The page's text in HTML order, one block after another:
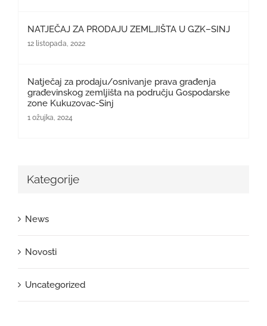
NATJEČAJ ZA PRODAJU ZEMLJIŠTA U GZK–SINJ
12 listopada, 2022
Natječaj za prodaju/osnivanje prava građenja
građevinskog zemljišta na području Gospodarske
zone Kukuzovac-Sinj
1 ožujka, 2024
Kategorije
News
Novosti
Uncategorized